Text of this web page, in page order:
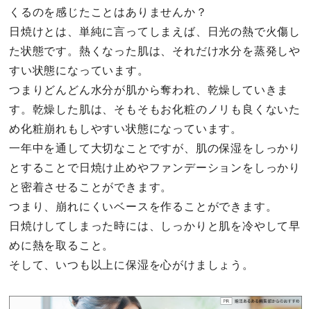
くるのを感じたことはありませんか？
日焼けとは、単純に言ってしまえば、日光の熱で火傷し
た状態です。熱くなった肌は、それだけ水分を蒸発しや
すい状態になっています。
つまりどんどん水分が肌から奪われ、乾燥していきま
す。乾燥した肌は、そもそもお化粧のノリも良くないた
め化粧崩れもしやすい状態になっています。
一年中を通して大切なことですが、肌の保湿をしっかり
とすることで日焼け止めやファンデーションをしっかり
と密着させることができます。
つまり、崩れにくいベースを作ることができます。
日焼けしてしまった時には、しっかりと肌を冷やして早
めに熱を取ること。
そして、いつも以上に保湿を心がけましょう。